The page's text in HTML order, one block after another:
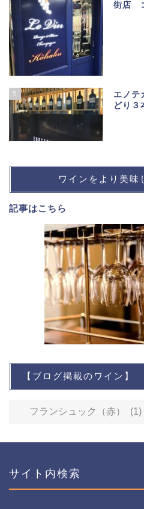
街店
5
エノテ
どり３
ワインをより美味
記事はこちら
【ブログ掲載のワイン
サイト内検索
想い